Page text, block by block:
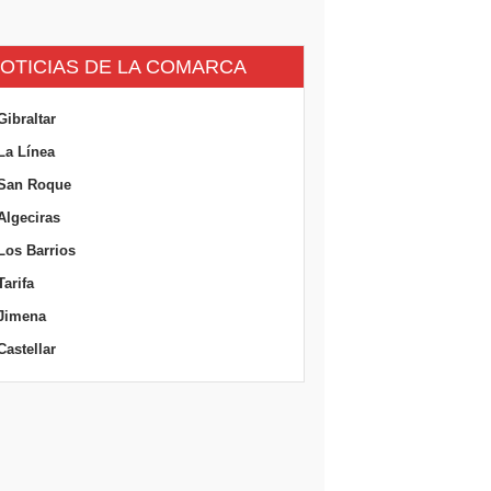
DE LA COMARCA
Línea
Roque
Barrios